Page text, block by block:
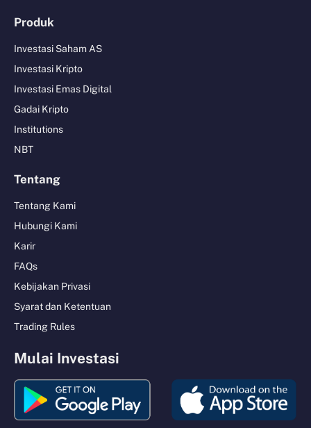
Produk
Investasi Saham AS
Investasi Kripto
Investasi Emas Digital
Gadai Kripto
Institutions
NBT
Tentang
Tentang Kami
Hubungi Kami
Karir
FAQs
Kebijakan Privasi
Syarat dan Ketentuan
Trading Rules
Mulai Investasi